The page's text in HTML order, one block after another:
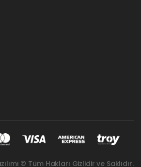
© Tüm Hakları Gizlidir ve Saklıdır.